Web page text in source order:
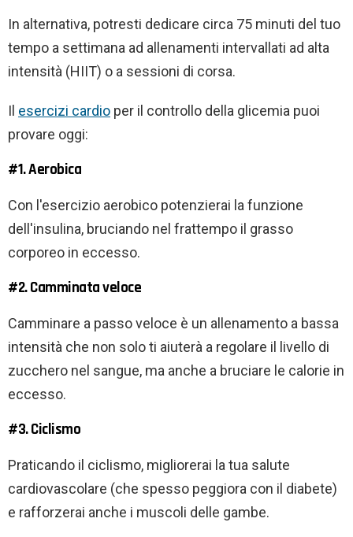
In alternativa, potresti dedicare circa 75 minuti del tuo
tempo a settimana ad allenamenti intervallati ad alta
intensità (HIIT) o a sessioni di corsa.
Il esercizi cardio per il controllo della glicemia puoi
provare oggi:
#1. Aerobica
Con l'esercizio aerobico potenzierai la funzione
dell'insulina, bruciando nel frattempo il grasso
corporeo in eccesso.
#2. Camminata veloce
Camminare a passo veloce è un allenamento a bassa
intensità che non solo ti aiuterà a regolare il livello di
zucchero nel sangue, ma anche a bruciare le calorie in
eccesso.
#3. Ciclismo
Praticando il ciclismo, migliorerai la tua salute
cardiovascolare (che spesso peggiora con il diabete)
e rafforzerai anche i muscoli delle gambe.